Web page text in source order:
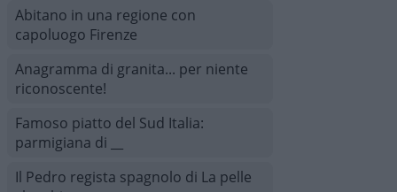
Abitano in una regione con
capoluogo Firenze
Anagramma di granita... per niente
riconoscente!
Famoso piatto del Sud Italia:
parmigiana di __
Il Pedro regista spagnolo di La pelle